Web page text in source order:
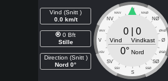
Vind (Snitt )
0.0 km/t
0 Bft
Stille
Direction (Snitt )
Nord 0°
N
NNV NNØ
NV NØ
VNV ØNØ
V Ø
VSV ØSØ
SV SØ
SSV SSØ
S
0 | 0
Vind Vindkast
0° Nord